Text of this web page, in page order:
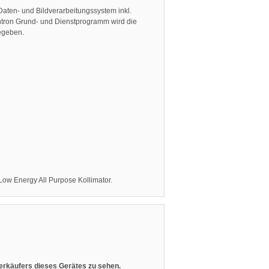
und Bildverarbeitungssystem inkl.
Grund- und Dienstprogramm wird die
Energy All Purpose Kollimator.
dieses Gerätes zu sehen.